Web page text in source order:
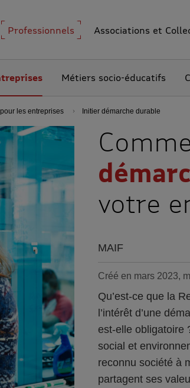
Professionnels Associations et
Métiers socio-éducatifs
les entreprises Initier démarche durable
votre
MAIF
Créé en mars 2023,
Qu’est-ce que la
l’intérêt d’une
est-elle obligatoire
social et
reconnu société à
partagent ses